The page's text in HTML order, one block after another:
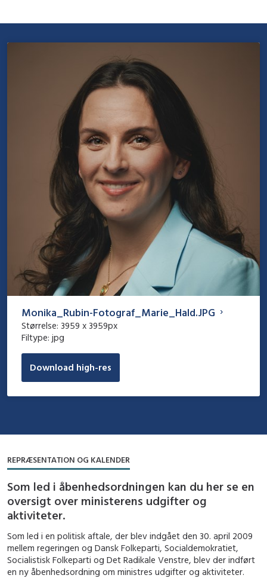
Monika_Rubin-Fotograf_Marie_Hald.JPG
Størrelse: 3959 x 3959px
Filtype: jpg
Download high-res
REPRÆSENTATION OG KALENDER
Som led i åbenhedsordningen kan du her se en
oversigt over ministerens udgifter og
aktiviteter.
Som led i en politisk aftale, der blev indgået den 30. april 2009
mellem regeringen og Dansk Folkeparti, Socialdemokratiet,
Socialistisk Folkeparti og Det Radikale Venstre, blev der indført
en ny åbenhedsordning om ministres udgifter og aktiviteter.